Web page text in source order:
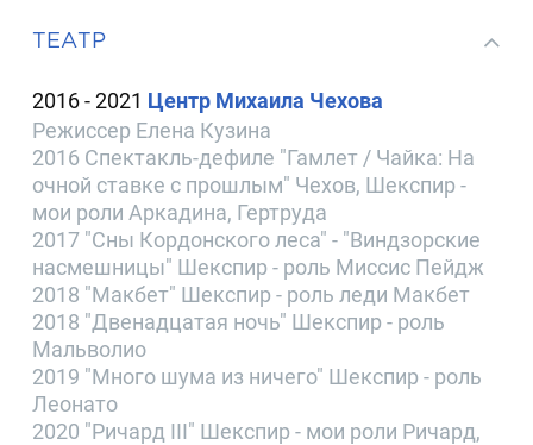
ТЕАТР
2016 - 2021 Центр Михаила Чехова
Режиссер Елена Кузина
2016 Спектакль-дефиле "Гамлет / Чайка: На
очной ставке с прошлым" Чехов, Шекспир -
мои роли Аркадина, Гертруда
2017 "Сны Кордонского леса" - "Виндзорские
насмешницы" Шекспир - роль Миссис Пейдж
2018 "Макбет" Шекспир - роль леди Макбет
2018 "Двенадцатая ночь" Шекспир - роль
Мальволио
2019 "Много шума из ничего" Шекспир - роль
Леонато
2020 "Ричард III" Шекспир - мои роли Ричард,